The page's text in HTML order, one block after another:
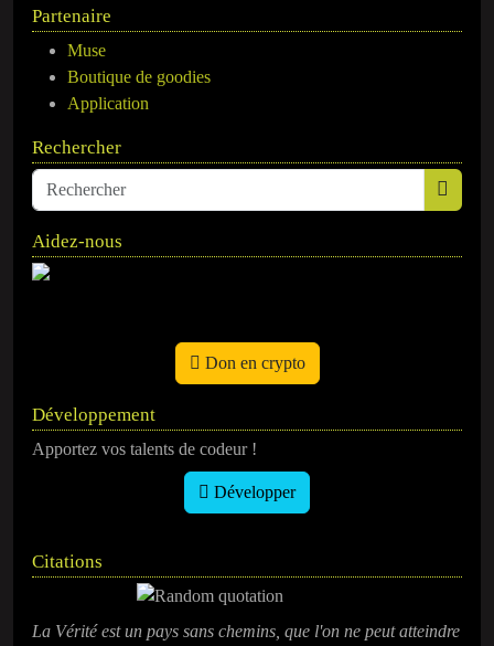
Partenaire
Muse
Boutique de goodies
Application
Rechercher
Aidez-nous
Don en crypto
Développement
Apportez vos talents de codeur !
Développer
Citations
La Vérité est un pays sans chemins, que l'on ne peut atteindre